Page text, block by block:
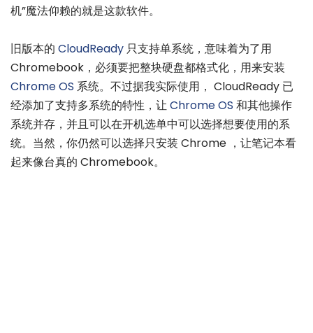
机”魔法仰赖的就是这款软件。
旧版本的 CloudReady 只支持单系统，意味着为了用
Chromebook，必须要把整块硬盘都格式化，用来安装
Chrome OS 系统。不过据我实际使用， CloudReady 已
经添加了支持多系统的特性，让Chrome OS 和其他操作
系统并存，并且可以在开机选单中可以选择想要使用的系
统。当然，你仍然可以选择只安装 Chrome ，让笔记本看
起来像台真的 Chromebook。